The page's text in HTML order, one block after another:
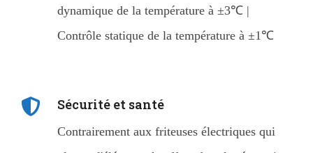
dynamique de la température à ±3℃ |
Contrôle statique de la température à ±1℃
Sécurité et santé
Contrairement aux friteuses électriques qui